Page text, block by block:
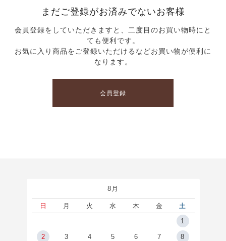
まだご登録がお済みでないお客様
会員登録をしていただきますと、二度目のお買い物時にと
ても便利です。
お気に入り商品をご登録いただけるなどお買い物が便利に
なります。
会員登録
8月
日 月 火 水 木 金
土
1
2 3 4 5 6 7 8